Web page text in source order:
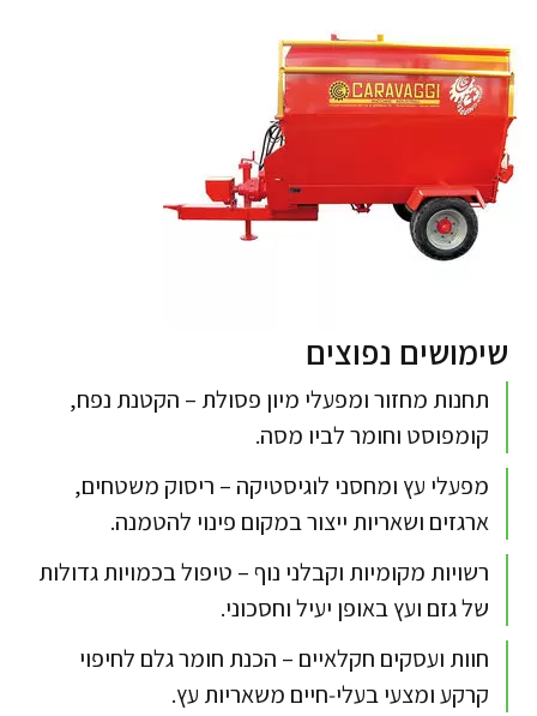
שימושים נפוצים
תחנות מחזור ומפעלי מיון פסולת – הקטנת נפח,
קומפוסט וחומר לביו מסה.​
מפעלי עץ ומחסני לוגיסטיקה – ריסוק משטחים,
ארגזים ושאריות ייצור במקום פינוי להטמנה.​
רשויות מקומיות וקבלני נוף – טיפול בכמויות גדולות
של גזם ועץ באופן יעיל וחסכוני.​
חוות ועסקים חקלאיים – הכנת חומר גלם לחיפוי
קרקע ומצעי בעלי‑חיים משאריות עץ.​